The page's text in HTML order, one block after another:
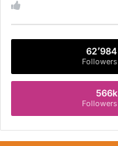
62٬984
Followers
566k
Followers